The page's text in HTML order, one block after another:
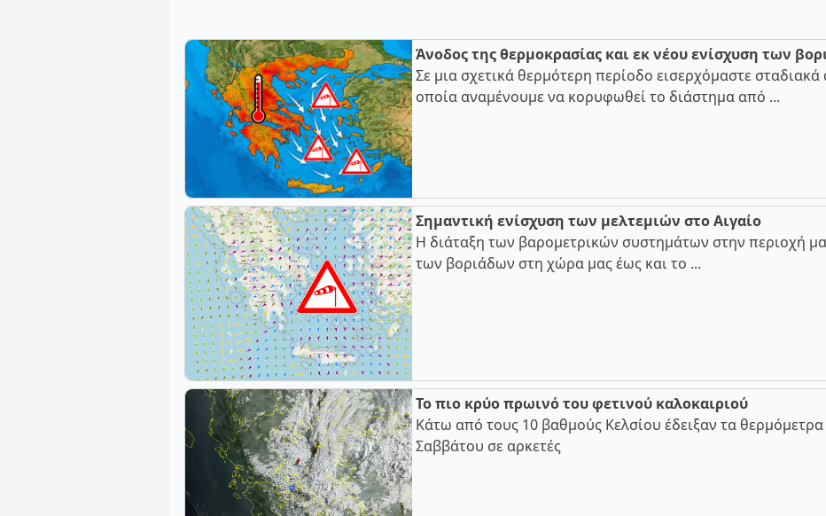
Άνοδος της θερμοκρασίας και εκ νέου ενίσχυση των
Σε μια σχετικά θερμότερη περίοδο εισερχόμαστε
οποία αναμένουμε να κορυφωθεί το διάστημα από ...
Σημαντική ενίσχυση των μελτεμιών στο Αιγαίο
Η διάταξη των βαρομετρικών συστημάτων στην περιοχή
των βοριάδων στη χώρα μας έως και το ...
Το πιο κρύο πρωινό του φετινού καλοκαιριού
Κάτω από τους 10 βαθμούς Κελσίου έδειξαν τα
Σαββάτου σε αρκετές